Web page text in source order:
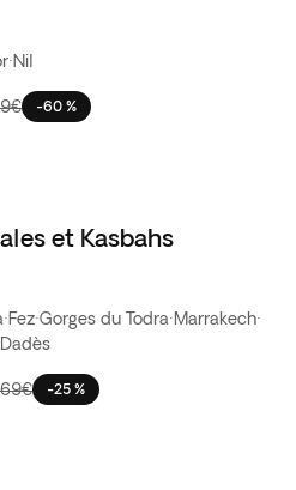
·Nil
-60 %
et Kasbahs
·Fez·Gorges du Todra·Marrakech·
-25 %